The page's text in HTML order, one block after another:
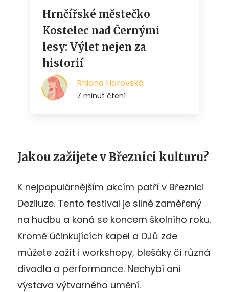
Jakou zažijete v Březnici kulturu?
K nejpopulárnějším akcím patří v Březnici
Deziluze. Tento festival je silně zaměřený
na hudbu a koná se koncem školního roku.
Kromě účinkujících kapel a DJů zde
můžete zažít i workshopy, blešáky či různá
divadla a performance. Nechybí ani
výstava výtvarného umění.